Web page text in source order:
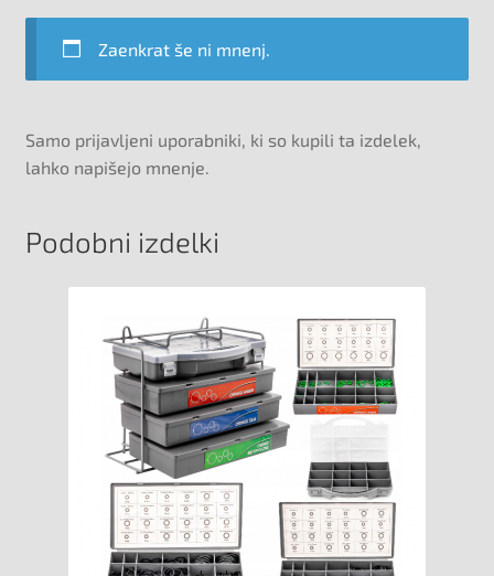
Zaenkrat še ni mnenj.
Samo prijavljeni uporabniki, ki so kupili ta izdelek,
lahko napišejo mnenje.
Podobni izdelki